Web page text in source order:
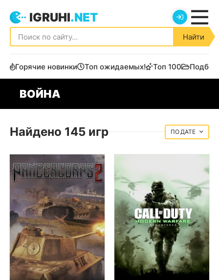
IGRUHI.NET
Найти
Горячие новинки Топ ожидаемых! Топ 100
ВОЙНА
Найдено 145 игр ДАТЕ